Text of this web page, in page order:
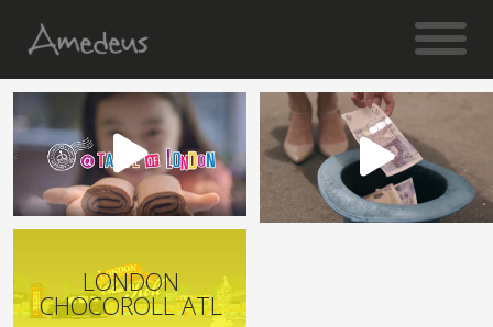
LONDON
CHOCOROLL ATL